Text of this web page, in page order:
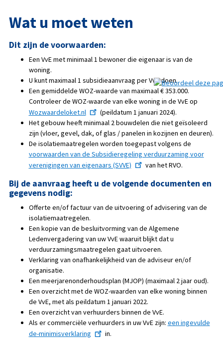
Wat u moet weten
Dit zijn de voorwaarden:
Een VvE met minimaal 1 bewoner die eigenaar is van de
woning.
U kunt maximaal 1 subsidieaanvraag per VvE doen.
Een gemiddelde WOZ-waarde van maximaal € 353.000.
Controleer de WOZ-waarde van elke woning in de VvE op
Wozwaardeloket.nl
(peildatum 1 januari 2024).
Het gebouw heeft minimaal 2 bouwdelen die niet geïsoleerd
zijn (vloer, gevel, dak, of glas / panelen in kozijnen en deuren).
De isolatiemaatregelen worden toegepast volgens de
voorwaarden van de Subsidieregeling verduurzaming voor
verenigingen van eigenaars (SVVE)
van het RVO.
Bij de aanvraag heeft u de volgende documenten en
gegevens nodig:
Offerte en/of factuur van de uitvoering of advisering van de
isolatiemaatregelen.
Een kopie van de besluitvorming van de Algemene
Ledenvergadering van uw VvE waaruit blijkt dat u
verduurzamingsmaatregelen gaat uitvoeren.
Verklaring van onafhankelijkheid van de adviseur en/of
organisatie.
Een meerjarenonderhoudsplan (MJOP) (maximaal 2 jaar oud).
Een overzicht met de WOZ-waarden van elke woning binnen
de VvE, met als peildatum 1 januari 2022.
Een overzicht van verhuurders binnen de VvE.
Als er commerciële verhuurders in uw VvE zijn: een ingevulde
de-minimisverklaring
in.